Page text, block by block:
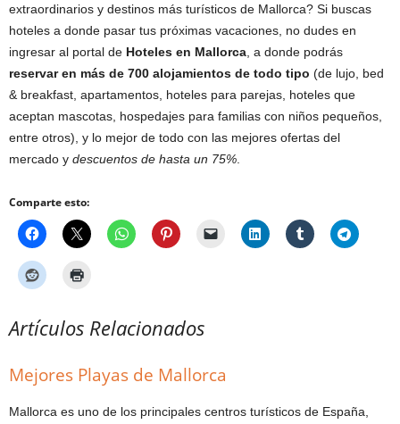
extraordinarios y destinos más turísticos de Mallorca? Si buscas
hoteles a donde pasar tus próximas vacaciones, no dudes en
ingresar al portal de Hoteles en Mallorca , a donde podrás
reservar en más de 700 alojamientos de todo tipo (de lujo, bed
& breakfast, apartamentos, hoteles para parejas, hoteles que
aceptan mascotas, hospedajes para familias con niños pequeños,
entre otros), y lo mejor de todo con las mejores ofertas del
mercado y descuentos de hasta un 75%
Comparte esto:
Artículos Relacionados
Mejores Playas de Mallorca
Mallorca es uno de los principales centros turísticos de España,